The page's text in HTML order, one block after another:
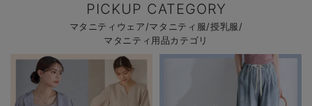
PICKUP CATEGORY
マタニティウェア/マタニティ服/授乳服/
マタニティ用品カテゴリ